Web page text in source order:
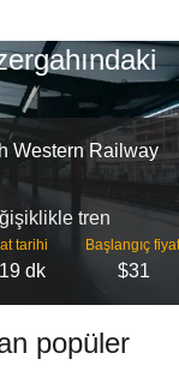
Western Railway
tren
tarihi
dk
Başlangıç
$31
popüler